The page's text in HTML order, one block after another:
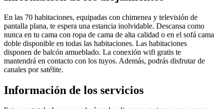
En las 70 habitaciones, equipadas con chimenea y televisión de
pantalla plana, te espera una estancia inolvidable. Descansa como
nunca en tu cama con ropa de cama de alta calidad o en el sofá cama
doble disponible en todas las habitaciones. Las habitaciones
disponen de balcón amueblado. La conexión wifi gratis te
mantendrá en contacto con los tuyos. Además, podrás disfrutar de
canales por satélite.
Información de los servicios